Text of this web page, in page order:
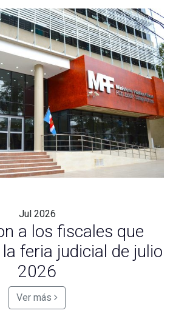
Jul 2026
a los fiscales que
feria judicial de julio
2026
Ver más